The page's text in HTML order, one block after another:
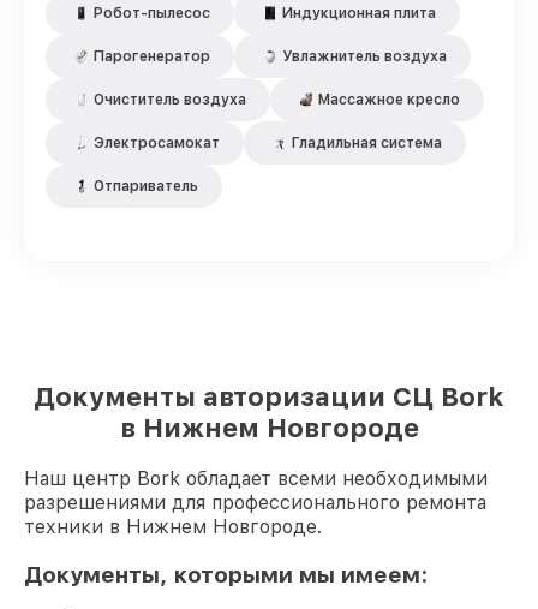
Робот-пылесос Индукционная плита
Парогенератор Увлажнитель воздуха
Очиститель воздуха Массажное кресло
Электросамокат Гладильная система
Отпариватель
Документы авторизации СЦ Bork
в Нижнем Новгороде
Наш центр Bork обладает всеми необходимыми
разрешениями для профессионального ремонта
техники в Нижнем Новгороде.
Документы, которыми мы имеем: